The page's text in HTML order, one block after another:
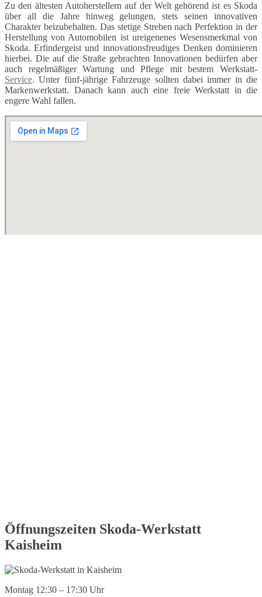
Zu den ältesten Autoherstellern auf der Welt gehörend ist es Skoda
über all die Jahre hinweg gelungen, stets seinen innovativen
Charakter beizubehalten. Das stetige Streben nach Perfektion in der
Herstellung von Automobilen ist ureigenenes Wesensmerkmal von
Skoda. Erfindergeist und innovationsfreudiges Denken dominieren
hierbei. Die auf die Straße gebrachten Innovationen bedürfen aber
auch regelmäßiger Wartung und Pflege mit bestem Werkstatt-
Service. Unter fünf-jährige Fahrzeuge sollten dabei immer in die
Markenwerkstatt. Danach kann auch eine freie Werkstatt in die
engere Wahl fallen.
Öffnungszeiten Skoda-Werkstatt
Kaisheim
Montag 12:30 – 17:30 Uhr